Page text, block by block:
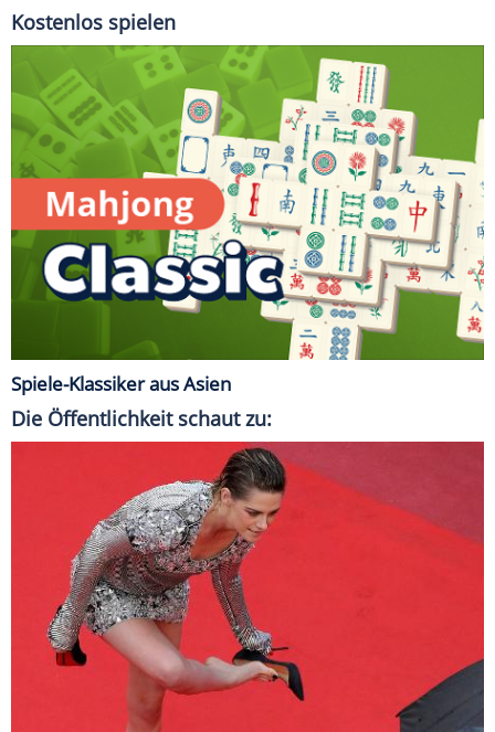
Kostenlos spielen
Spiele-Klassiker aus Asien
Die Öffentlichkeit schaut zu: